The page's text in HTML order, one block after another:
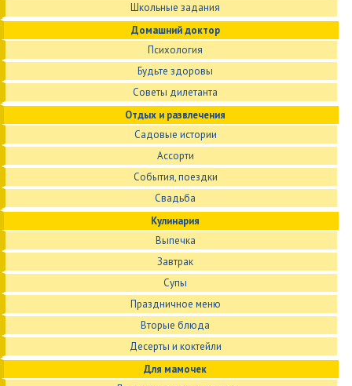
Школьные задания
Домашний доктор
Психология
Будьте здоровы
Советы дилетанта
Отдых и развлечения
Садовые истории
Ассорти
События, поездки
Свадьба
Кулинария
Выпечка
Завтрак
Супы
Праздничное меню
Вторые блюда
Десерты и коктейли
Для мамочек